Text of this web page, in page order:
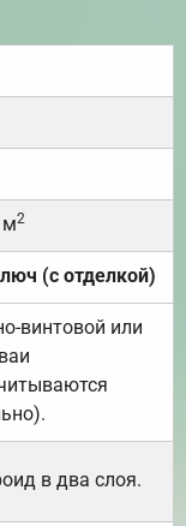
м2
(с отделкой)
винтовой или
в два слоя.